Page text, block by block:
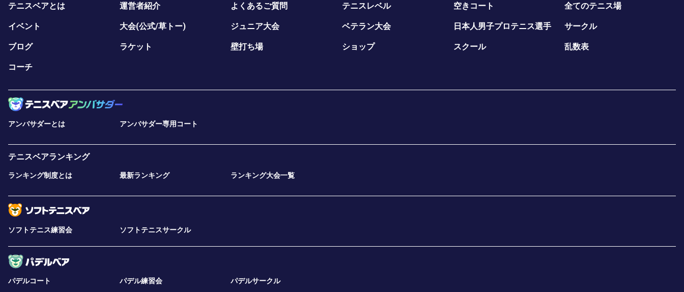
テニスベアとは 運営者紹介 よくあるご質問 テニスレベル 空きコート 全てのテニス場
イベント 大会(公式/草トー) ジュニア大会 ベテラン大会 日本人男子プロテニス選手 サークル
ブログ ラケット 壁打ち場 ショップ スクール 乱数表
コーチ
アンバサダーとは アンバサダー専用コート
テニスベアランキング
ランキング制度とは 最新ランキング ランキング大会一覧
ソフトテニス練習会 ソフトテニスサークル
パデルコート パデル練習会 パデルサークル